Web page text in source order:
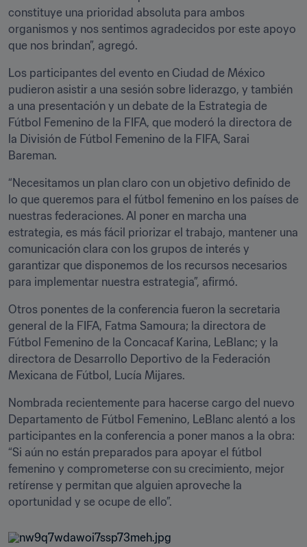
constituye una prioridad absoluta para ambos
organismos y nos sentimos agradecidos por este apoyo
que nos brindan”, agregó.
Los participantes del evento en Ciudad de México
pudieron asistir a una sesión sobre liderazgo, y también
a una presentación y un debate de la Estrategia de
Fútbol Femenino de la FIFA, que moderó la directora de
la División de Fútbol Femenino de la FIFA, Sarai
Bareman.
“Necesitamos un plan claro con un objetivo definido de
lo que queremos para el fútbol femenino en los países de
nuestras federaciones. Al poner en marcha una
estrategia, es más fácil priorizar el trabajo, mantener una
comunicación clara con los grupos de interés y
garantizar que disponemos de los recursos necesarios
para implementar nuestra estrategia”, afirmó.
Otros ponentes de la conferencia fueron la secretaria
general de la FIFA, Fatma Samoura; la directora de
Fútbol Femenino de la Concacaf Karina, LeBlanc; y la
directora de Desarrollo Deportivo de la Federación
Mexicana de Fútbol, Lucía Mijares.
Nombrada recientemente para hacerse cargo del nuevo
Departamento de Fútbol Femenino, LeBlanc alentó a los
participantes en la conferencia a poner manos a la obra:
“Si aún no están preparados para apoyar el fútbol
femenino y comprometerse con su crecimiento, mejor
retírense y permitan que alguien aproveche la
oportunidad y se ocupe de ello”.